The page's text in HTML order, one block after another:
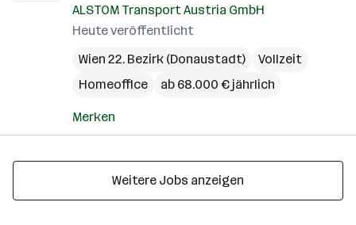
ALSTOM Transport Austria GmbH
Heute veröffentlicht
Wien 22. Bezirk (Donaustadt)
Vollzeit
Homeoffice
ab 68.000 € jährlich
Merken
Weitere Jobs anzeigen